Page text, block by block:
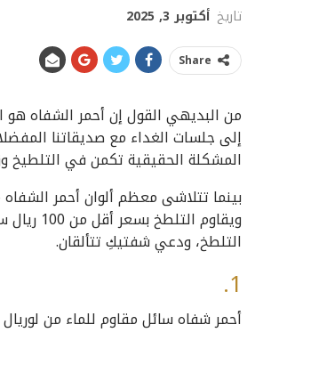
تاريخ أكتوبر 3, 2025
Share
من البديهي القول إن أحمر الشفاه
إلى جلسات الغداء مع صديقاتنا
المشكلة الحقيقية تكمن في التلطيخ
ويقاوم
التلطخ، ودعي شفتيكِ تتألقان.
1.
أحمر شفاه سائل مقاوم للماء من لوريال